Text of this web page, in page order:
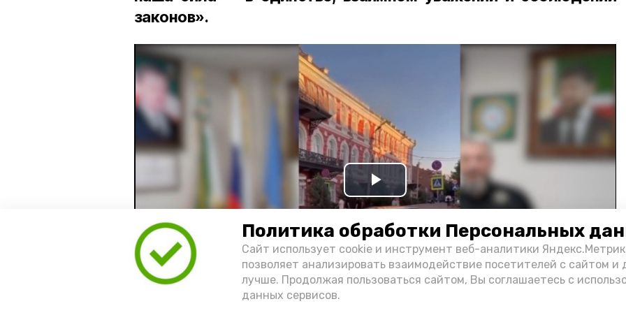
Политика обработки Персональных
Сайт использует cookie и инструмент веб-аналитики
позволяет анализировать взаимодействие посетителей с сайтом и
лучше. Продолжая пользоваться сайтом, Вы соглашаетесь с
данных сервисов.
законов».
Play
Video